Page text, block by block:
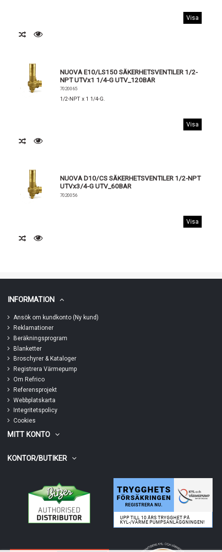
Visa
NUOVA E10/LS150 SÄKERHETSVENTILER 1/2-
NPT UTVx1 1/4-G UTV_120BAR
7020065
1/2-NPT x 1 1/4-G.
Visa
NUOVA D10/CS SÄKERHETSVENTILER 1/2-NPT
UTVx3/4-G UTV_60BAR
7020056
Visa
INFORMATION
Ansök om kundkonto (Ny kund)
Reklamationer
Beräkningsprogram
Blanketter
Broschyrer & Kataloger
Registrera Värmepump
Om Refrico
Referensprojekt
Webbplatskarta
Integritetspolicy
Cookies
MITT KONTO
KONTOR/BUTIKER